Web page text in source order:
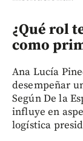
¿Qué rol
como
Ana Lucía
desempeñar
Según De la
influye en
logística